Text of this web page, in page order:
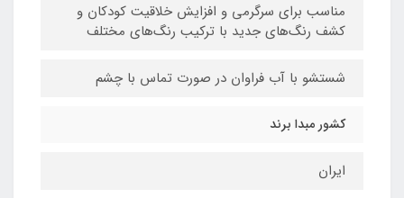
مناسب برای سرگرمی و افزایش خلاقیت کودکان و
کشف رنگ‌های جدید با ترکیب رنگ‌های مختلف
شستشو با آب فراوان در صورت تماس با چشم
کشور مبدا برند
ایران